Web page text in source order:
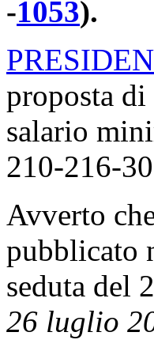
-1053​).
proposta
salario
210-216-
Avverto
pubblicato
seduta del
26 luglio